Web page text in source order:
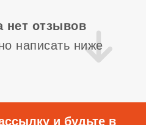
нет отзывов
написать ниже
и будьте в